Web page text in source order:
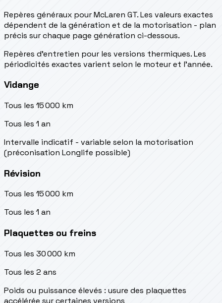
Repères généraux pour McLaren GT. Les valeurs exactes
dépendent de la génération et de la motorisation - plan
précis sur chaque page génération ci-dessous.
Repères d’entretien pour les versions thermiques. Les
périodicités exactes varient selon le moteur et l’année.
Vidange
Tous les 15 000 km
Tous les 1 an
Intervalle indicatif - variable selon la motorisation
(préconisation Longlife possible)
Révision
Tous les 15 000 km
Tous les 1 an
Plaquettes ou freins
Tous les 30 000 km
Tous les 2 ans
Poids ou puissance élevés : usure des plaquettes
accélérée sur certaines versions